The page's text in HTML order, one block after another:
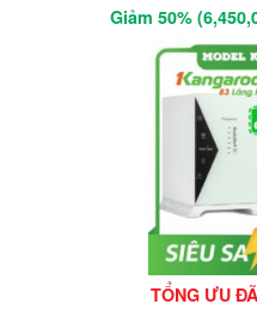
Giảm 50%
TỔNG ƯU